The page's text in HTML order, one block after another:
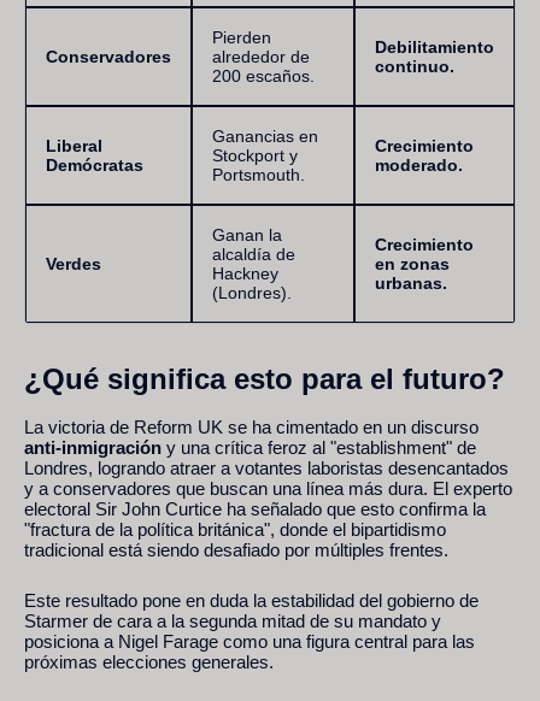
Conservadores
Pierden
alrededor de
200 escaños.
Debilitamiento
continuo.
Liberal
Demócratas
Ganancias en
Stockport y
Portsmouth.
Crecimiento
moderado.
Verdes
Ganan la
alcaldía de
Hackney
(Londres).
Crecimiento
en zonas
urbanas.
¿Qué significa esto para el futuro?
La victoria de Reform UK se ha cimentado en un discurso
anti-inmigración y una crítica feroz al "establishment" de
Londres, logrando atraer a votantes laboristas desencantados
y a conservadores que buscan una línea más dura. El experto
electoral Sir John Curtice ha señalado que esto confirma la
"fractura de la política británica", donde el bipartidismo
tradicional está siendo desafiado por múltiples frentes.
Este resultado pone en duda la estabilidad del gobierno de
Starmer de cara a la segunda mitad de su mandato y
posiciona a Nigel Farage como una figura central para las
próximas elecciones generales.